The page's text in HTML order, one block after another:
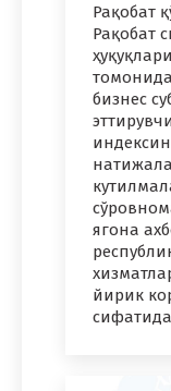
Рақобат
Рақобат
бизнес
ягона
йирик